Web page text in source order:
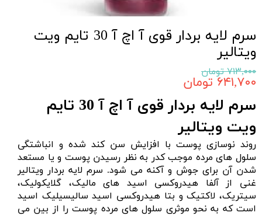
سرم لایه بردار قوی آ اچ آ 30 تایم ویت
ویتالیر
۷۱۳,۰۰۰ تومان
۶۴۱,۷۰۰ تومان
سرم لایه بردار قوی آ اچ آ 30 تایم
ویت ویتالیر
روند نوسازی پوست با افزایش سن کند شده و انباشتگی
سلول های مرده موجب کدر به نظر رسیدن پوست و یا مستعد
شدن آن برای جوش و آکنه می شود. سرم لایه بردار ویتالیر
غنی ازآلفا هیدروکسی اسید های مالیک، گلایکولیک،
سیتریک، لاکتیک و بتا هیدروکسی اسید سالیسیلیک اسید
است که به نحو موثری سلول های مرده پوست را از بین می